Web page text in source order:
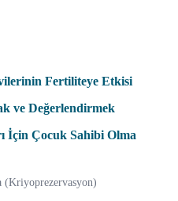
Fertiliteye Etkisi
ve Değerlendirmek
İçin Çocuk Sahibi Olma
(Kriyoprezervasyon)